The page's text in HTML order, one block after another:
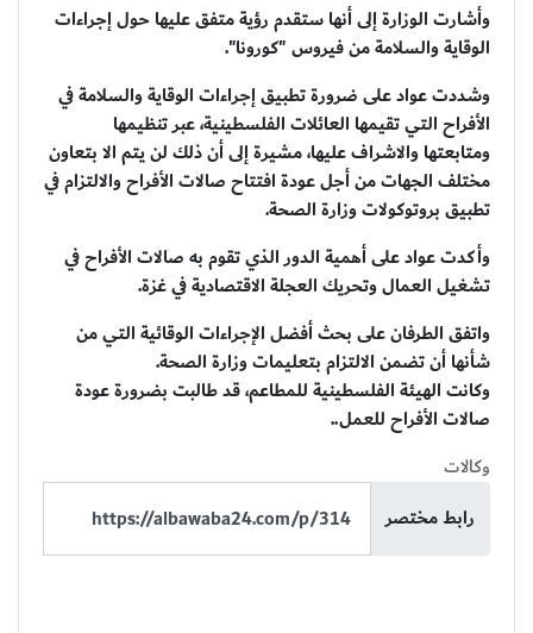
وأشارت الوزارة إلى أنها ستقدم رؤية متفق عليها حول إجراءات
الوقاية والسلامة من فيروس "كورونا".
وشددت عواد على ضرورة تطبيق إجراءات الوقاية والسلامة في
الأفراح التي تقيمها العائلات الفلسطينية، عبر تنظيمها
ومتابعتها والاشراف عليها، مشيرة إلى أن ذلك لن يتم الا بتعاون
مختلف الجهات من أجل عودة افتتاح صالات الأفراح والالتزام في
تطبيق بروتوكولات وزارة الصحة.
وأكدت عواد على أهمية الدور الذي تقوم به صالات الأفراح في
تشغيل العمال وتحريك العجلة الاقتصادية في غزة.
واتفق الطرفان على بحث أفضل الإجراءات الوقائية التي من
شأنها أن تضمن الالتزام بتعليمات وزارة الصحة.
وكانت الهيئة الفلسطينية للمطاعم، قد طالبت بضرورة عودة
صالات الأفراح للعمل..
وكالات
رابط مختصر